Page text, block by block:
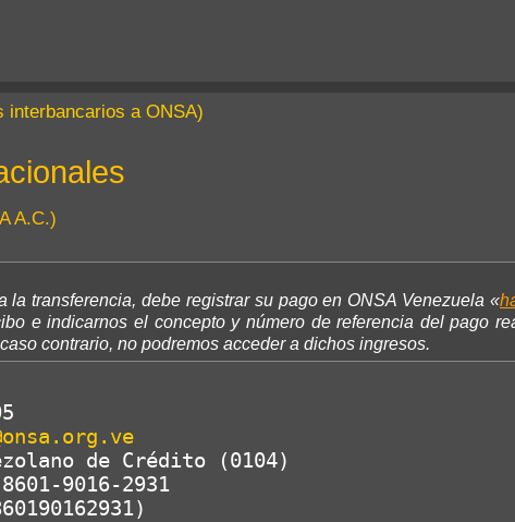
interbancarios a ONSA)
A.C.)
la transferencia, debe registrar su pago en ONSA Venezuela «
e indicarnos el concepto y número de referencia del pago
contrario, no podremos acceder a dichos ingresos.
de Crédito (0104)
9016-2931